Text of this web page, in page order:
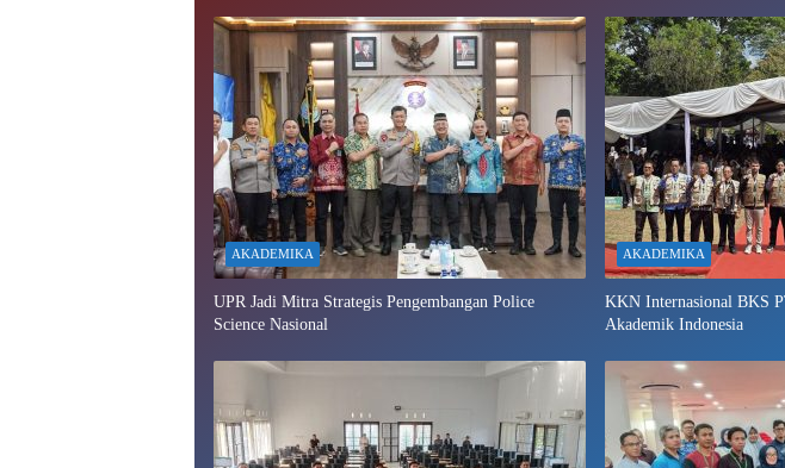
AKADEMIKA
UPR Jadi Mitra Strategis Pengembangan Police
Science Nasional
AKADEMIKA
KKN Internasional BKS
Akademik Indonesia